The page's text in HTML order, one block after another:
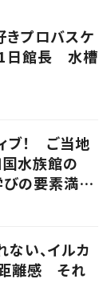
きプロバスケ
日館長 水槽
ブ！ ご当地
国水族館の
びの要素満載
ない、イルカ
離感 それ